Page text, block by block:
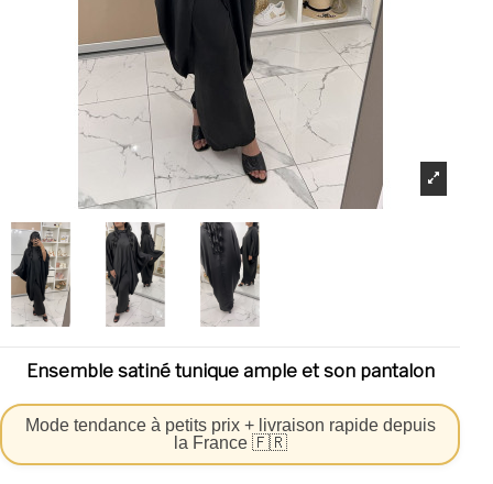
Ensemble satiné tunique ample et son pantalon
Mode tendance à petits prix + livraison rapide depuis
la France 🇫🇷